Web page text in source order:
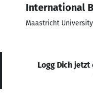
International
Maastricht University
Logg Dich